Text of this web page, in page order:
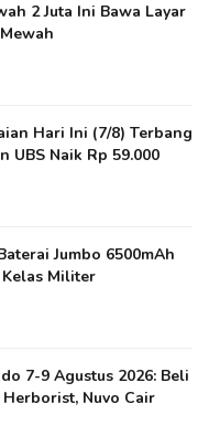
2 Juta Ini Bawa Layar
Hari Ini (7/8) Terbang
UBS Naik Rp 59.000
Jumbo 6500mAh
Militer
7-9 Agustus 2026: Beli
Nuvo Cair